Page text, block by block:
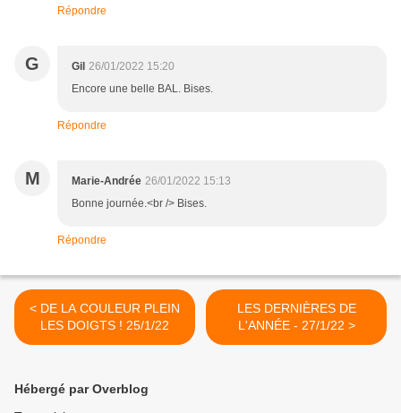
Répondre
G Gil 26/01/2022 15:20
Encore une belle BAL. Bises.
Répondre
M Marie-Andrée 26/01/2022 15:13
Bonne journée.<br /> Bises.
Répondre
< DE LA COULEUR PLEIN
LES DOIGTS ! 25/1/22
LES DERNIÈRES DE
L'ANNÉE - 27/1/22 >
Hébergé par Overblog